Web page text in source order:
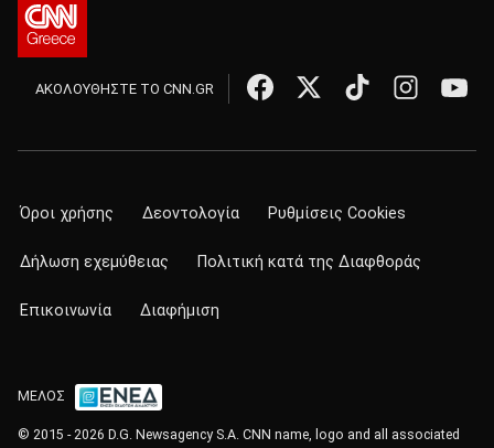
ΑΚΟΛΟΥΘΗΣΤΕ ΤΟ CNN.GR
Όροι χρήσης Δεοντολογία Ρυθμίσεις Cookies
Δήλωση εχεμύθειας Πολιτική κατά της Διαφθοράς
Επικοινωνία Διαφήμιση
ΜΕΛΟΣ
© 2015 - 2026 D.G. Newsagency S.A. CNN name, logo and all associated